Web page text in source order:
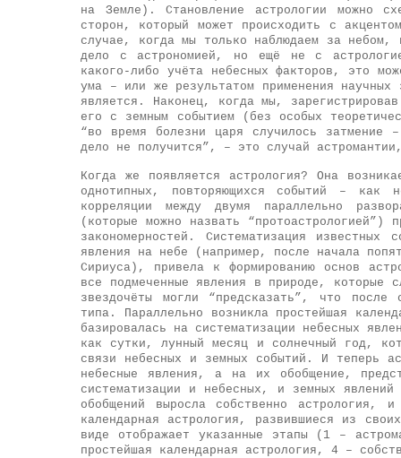
на Земле). Становление астрологии можно
сторон, который может происходить с
случае, когда мы только наблюдаем за небом,
дело с астрономией, но ещё не с
какого-либо учёта небесных факторов, это
ума – или же результатом применения
является. Наконец, когда мы,
его с земным событием (без особых
“во время болезни царя случилось
дело не получится”, – это случай
Когда же появляется астрология? Она
однотипных, повторяющихся событий –
корреляции между двумя параллельно
(которые можно назвать “протоастрологией”)
закономерностей. Систематизация
явления на небе (например, после начала
Сириуса), привела к формированию основ
все подмеченные явления в природе, которые
звездочёты могли “предсказать”, что после
типа. Параллельно возникла простейшая
базировалась на систематизации небесных
как сутки, лунный месяц и солнечный год,
связи небесных и земных событий. И теперь
небесные явления, а на их обобщение,
систематизации и небесных, и земных
обобщений выросла собственно астрология,
календарная астрология, развившиеся из
виде отображает указанные этапы (1 –
простейшая календарная астрология, 4 –